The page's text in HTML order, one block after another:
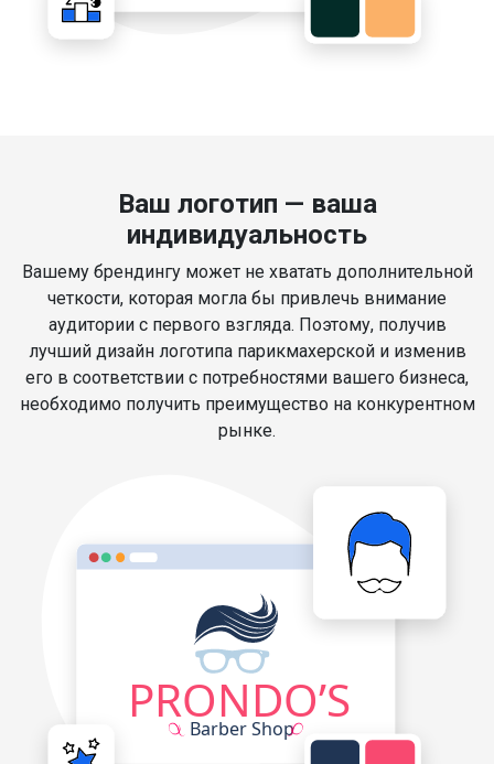
Ваш логотип — ваша
индивидуальность
Вашему брендингу может не хватать дополнительной
четкости, которая могла бы привлечь внимание
аудитории с первого взгляда. Поэтому, получив
лучший дизайн логотипа парикмахерской и изменив
его в соответствии с потребностями вашего бизнеса,
необходимо получить преимущество на конкурентном
рынке.